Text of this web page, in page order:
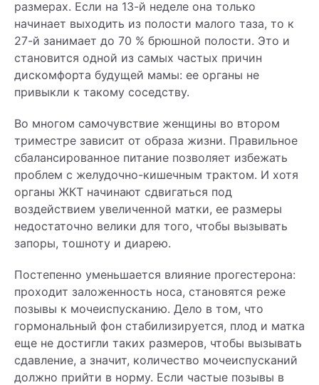
размерах. Если на 13-й неделе она только
начинает выходить из полости малого таза, то к
27-й занимает до 70 % брюшной полости. Это и
становится одной из самых частых причин
дискомфорта будущей мамы: ее органы не
привыкли к такому соседству.
Во многом самочувствие женщины во втором
триместре зависит от образа жизни. Правильное
сбалансированное питание позволяет избежать
проблем с желудочно-кишечным трактом. И хотя
органы ЖКТ начинают сдвигаться под
воздействием увеличенной матки, ее размеры
недостаточно велики для того, чтобы вызывать
запоры, тошноту и диарею.
Постепенно уменьшается влияние прогестерона:
проходит заложенность носа, становятся реже
позывы к мочеиспусканию. Дело в том, что
гормональный фон стабилизируется, плод и матка
еще не достигли таких размеров, чтобы вызывать
сдавление, а значит, количество мочеиспусканий
должно прийти в норму. Если частые позывы в